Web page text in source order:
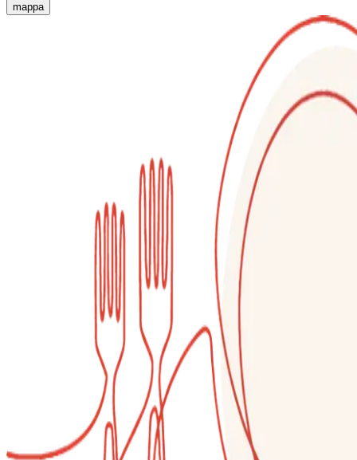
mappa
Esperienze culinarie indimenticabili: Esperienze